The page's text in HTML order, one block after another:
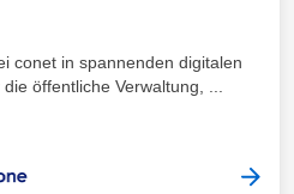
conet in spannenden digitalen
öffentliche Verwaltung, ...